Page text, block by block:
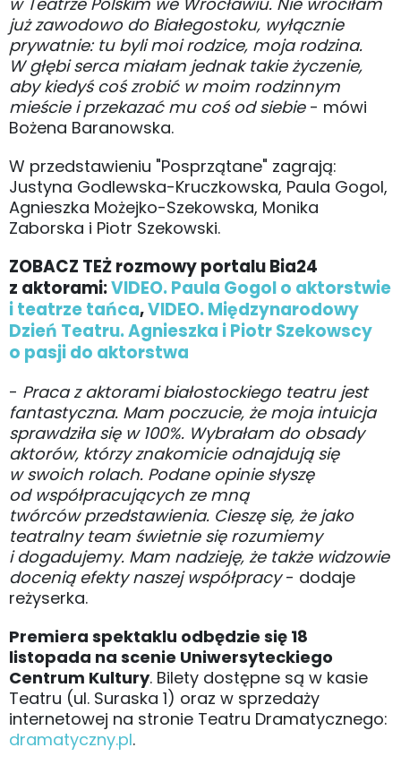
już zawodowo do Białegostoku, wyłącznie
prywatnie: tu byli moi rodzice, moja rodzina.
W głębi serca miałam jednak takie życzenie,
aby kiedyś coś zrobić w moim rodzinnym
mieście i przekazać mu coś od siebie- mówi
Bożena Baranowska.
W przedstawieniu "Posprzątane" zagrają:
Justyna Godlewska-Kruczkowska, Paula Gogol,
Agnieszka Możejko-Szekowska, Monika
Zaborska i Piotr Szekowski.
ZOBACZ TEŻ rozmowy portalu Bia24
z aktorami:VIDEO. Paula Gogol o aktorstwie
i teatrze tańca,VIDEO. Międzynarodowy
Dzień Teatru. Agnieszka i Piotr Szekowscy
o pasji do aktorstwa
- Praca z aktorami białostockiego teatru jest
fantastyczna. Mam poczucie, że moja intuicja
sprawdziła się w 100%. Wybrałam do obsady
aktorów, którzy znakomicie odnajdują się
w swoich rolach. Podane opinie słyszę
od współpracujących ze mną
twórców przedstawienia. Cieszę się, że jako
teatralny team świetnie się rozumiemy
i dogadujemy. Mam nadzieję, że także widzowie
docenią efekty naszej współpracy- dodaje
reżyserka.
Premiera spektaklu odbędzie się 18
listopada na scenie Uniwersyteckiego
Centrum Kultury. Bilety dostępne są w kasie
Teatru (ul. Suraska 1) oraz w sprzedaży
internetowej na stronie Teatru Dramatycznego:
dramatyczny.pl.